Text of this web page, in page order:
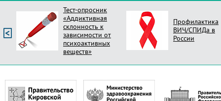
Тест-опросник
«Аддиктивная
склонность к
зависимости от
психоактивных
веществ»
Профилактика
ВИЧ/СПИДа в
России